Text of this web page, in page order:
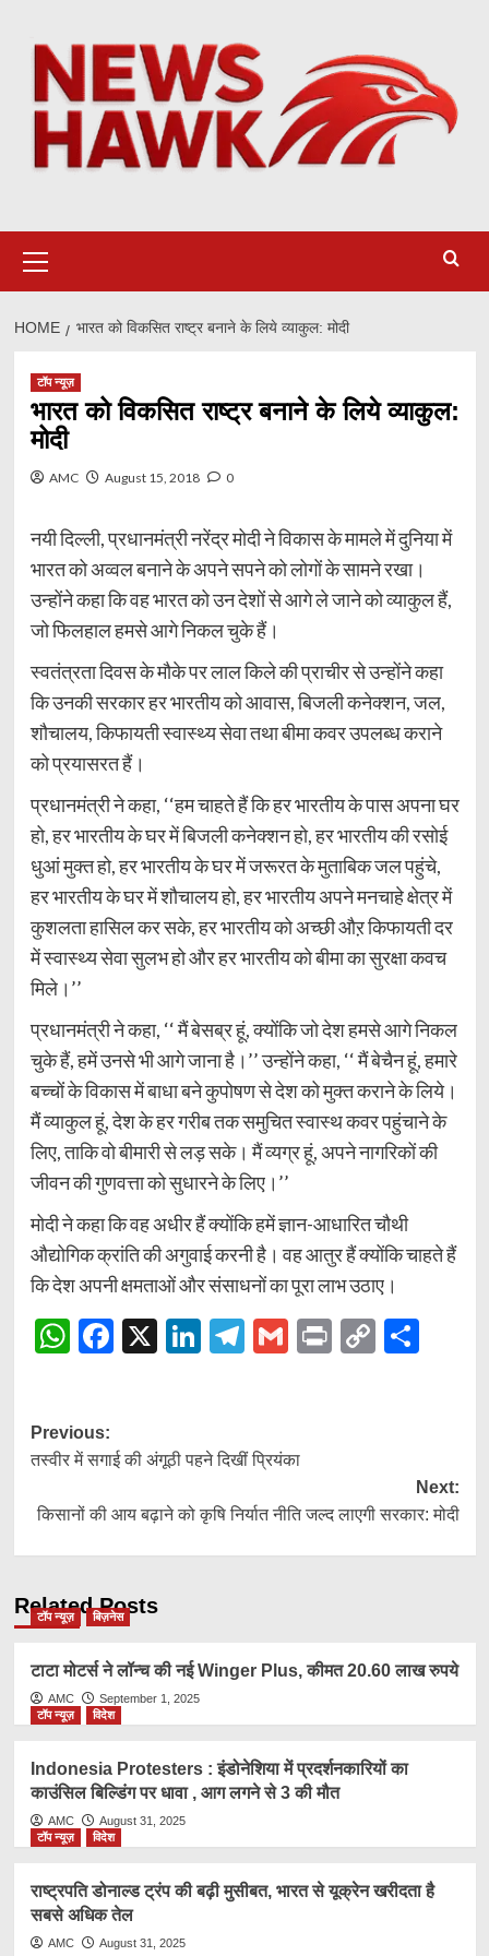
content
Menu
HOME भारत को विकसित राष्ट्र बनाने के लिये व्याकुल: मोदी
टॉप न्यूज़
भारत को विकसित राष्ट्र बनाने के लिये व्याकुल:
मोदी
AMC August 15, 2018 0
नयी दिल्ली, प्रधानमंत्री नरेंद्र मोदी ने विकास के मामले में दुनिया में
भारत को अव्वल बनाने के अपने सपने को लोगों के सामने रखा।
उन्होंने कहा कि वह भारत को उन देशों से आगे ले जाने को व्याकुल हैं,
जो फिलहाल हमसे आगे निकल चुके हैं।
स्वतंत्रता दिवस के मौके पर लाल किले की प्राचीर से उन्होंने कहा
कि उनकी सरकार हर भारतीय को आवास, बिजली कनेक्शन, जल,
शौचालय, किफायती स्वास्थ्य सेवा तथा बीमा कवर उपलब्ध कराने
को प्रयासरत हैं।
प्रधानमंत्री ने कहा, ‘‘हम चाहते हैं कि हर भारतीय के पास अपना घर
हो, हर भारतीय के घर में बिजली कनेक्शन हो, हर भारतीय की रसोई
धुआं मुक्त हो, हर भारतीय के घर में जरूरत के मुताबिक जल पहुंचे,
हर भारतीय के घर में शौचालय हो, हर भारतीय अपने मनचाहे क्षेत्र में
कुशलता हासिल कर सके, हर भारतीय को अच्छी औऱ किफायती दर
में स्वास्थ्य सेवा सुलभ हो और हर भारतीय को बीमा का सुरक्षा कवच
मिले।’’
प्रधानमंत्री ने कहा, ‘‘ मैं बेसब्र हूं, क्योंकि जो देश हमसे आगे निकल
चुके हैं, हमें उनसे भी आगे जाना है।’’ उन्होंने कहा, ‘‘ मैं बेचैन हूं, हमारे
बच्चों के विकास में बाधा बने कुपोषण से देश को मुक्त कराने के लिये।
मैं व्याकुल हूं, देश के हर गरीब तक समुचित स्वास्थ कवर पहुंचाने के
लिए, ताकि वो बीमारी से लड़ सके। मैं व्यग्र हूं, अपने नागरिकों की
जीवन की गुणवत्ता को सुधारने के लिए।’’
मोदी ने कहा कि वह अधीर हैं क्योंकि हमें ज्ञान-आधारित चौथी
औद्योगिक क्रांति की अगुवाई करनी है। वह आतुर हैं क्योंकि चाहते हैं
कि देश अपनी क्षमताओं और संसाधनों का पूरा लाभ उठाए।
WhatsApp
Facebook
X LinkedIn
Telegram
Gmail
Print
Copy
Post
navigation
Previous:
तस्वीर में सगाई की अंगूठी पहने दिखीं प्रियंका
Next:
किसानों की आय बढ़ाने को कृषि निर्यात नीति जल्द लाएगी सरकार: मोदी
Related Posts
टॉप न्यूज़ बिज़नेस
टाटा मोटर्स ने लॉन्च की नई Winger Plus, कीमत 20.60 लाख रुपये
AMC
September 1, 2025
टॉप न्यूज़
विदेश
Indonesia Protesters : इंडोनेशिया में प्रदर्शनकारियों का
काउंसिल बिल्डिंग पर धावा , आग लगने से 3 की मौत
AMC
August 31, 2025
टॉप न्यूज़
विदेश
राष्ट्रप​ति डोनाल्ड ट्रंप की बढ़ी मुसीबत, भारत से यूक्रेन खरीदता है
सबसे अधिक तेल
AMC August 31, 2025